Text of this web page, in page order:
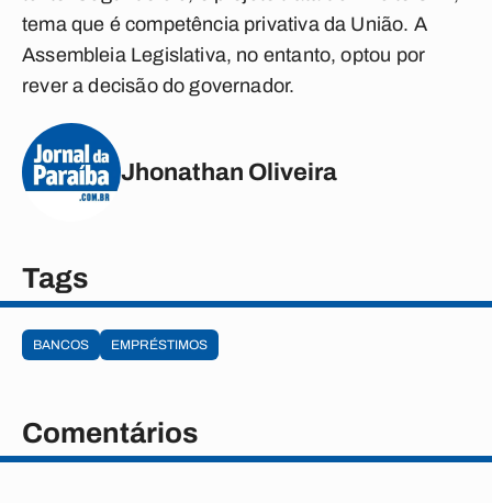
tema que é competência privativa da União. A
Assembleia Legislativa, no entanto, optou por
rever a decisão do governador.
Jhonathan Oliveira
Tags
BANCOS EMPRÉSTIMOS
Comentários